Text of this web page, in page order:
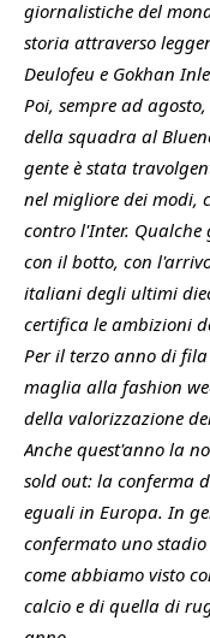
giornalistiche del
storia attraverso
Deulofeu e Gokhan
Poi, sempre ad
della squadra al
gente è stata
nel migliore dei modi,
contro l'Inter. Qualche
con il botto, con
italiani degli ultimi
certifica le ambizioni
Per il terzo anno di
maglia alla fashion
della valorizzazione
Anche quest'anno la
sold out: la conferma
eguali in Europa. In
confermato uno
come abbiamo visto
calcio e di quella di